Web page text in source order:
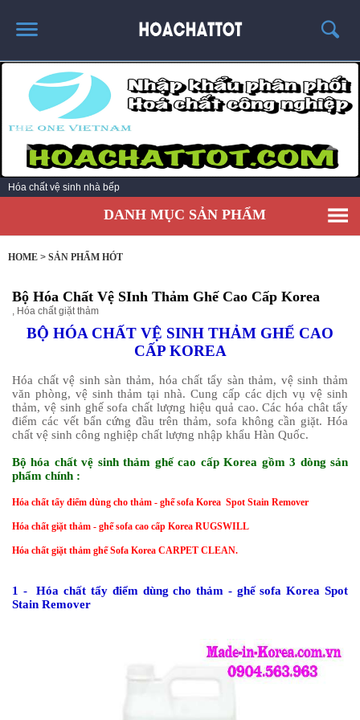
TRANG CHỦ
GIỚI THIỆU
SẢN PHẨM HÓT
KINH NGHIỆM & TIN TỨC
LIÊN HỆ
Hóa chất vệ sinh nhà bếp
DANH MỤC SẢN PHẨM
HOME > SẢN PHẨM HÓT
Bộ Hóa Chất Vệ SInh Thảm Ghế Cao Cấp Korea
, Hóa chất giặt thảm
BỘ HÓA CHẤT VỆ SINH THẢM GHẾ CAO
CẤP KOREA
Hóa chất vệ sinh sàn thảm, hóa chất tẩy sàn thảm, vệ sinh thảm
văn phòng, vệ sinh thảm tại nhà. Cung cấp các dịch vụ vệ sinh
thảm, vệ sinh ghế sofa chất lượng hiệu quả cao. Các hóa chât tẩy
điểm các vết bẩn cứng đầu trên thảm, sofa không cần giặt. Hóa
chất vệ sinh công nghiệp chất lượng nhập khẩu Hàn Quốc.
Bộ hóa chất vệ sinh thảm ghế cao cấp Korea gồm 3 dòng sản
phẩm chính :
Hóa chất tẩy điểm dùng cho thảm - ghế sofa Korea Spot Stain Remover
Hóa chất giặt thảm - ghế sofa cao cấp Korea RUGSWILL
Hóa chất giặt thảm ghế Sofa Korea CARPET CLEAN.
1 - Hóa chất tẩy điểm dùng cho thảm - ghế sofa Korea Spot
Stain Remover